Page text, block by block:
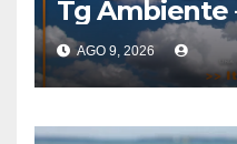
Tg Ambiente
AGO 9, 2026